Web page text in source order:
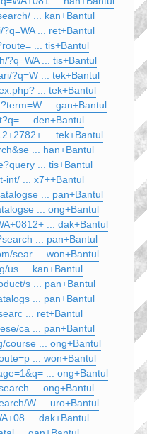
... kan+Bantul
... ret+Bantul
... tis+Bantul
?q=WA ... tis+Bantul
?q=W ... tek+Bantul
... tek+Bantul
... gan+Bantul
... den+Bantul
... tek+Bantul
... han+Bantul
... tis+Bantul
int/ ... x7++Bantul
... pan+Bantul
... ong+Bantul
... dak+Bantul
... pan+Bantul
sear ... won+Bantul
us ... kan+Bantul
s ... pan+Bantul
... pan+Bantul
... ret+Bantul
ca ... pan+Bantul
course ... ong+Bantul
... won+Bantul
... ong+Bantul
... ong+Bantul
W ... uro+Bantul
... dak+Bantul